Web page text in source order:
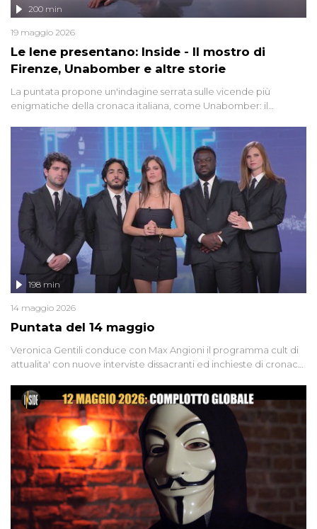
Le Iene presentano: Inside - Il mostro di
Firenze, Unabomber e altre storie
200 min
19 maggio 2026
La puntata propone un'indagine serrata sulle vicende più
enigmatiche della cronaca italiana, come Unabomber: il
'90 e il 2000 che, inquietantemente, potrebbe essere ancora in
libertà. Lo speciale affronta inoltre le zone d'ombra sul Mostro di
Firenze, le cui responsabilità appaiono ancora oggi avvolte in un
groviglio di dubbi mai chiariti. Nel corso dello speciale anche
l'intervista inedita a Olindo Romano, realizzata ne...
Puntata del 14 maggio
198 min
14 maggio 2026
Veronica Gentili conduce con Max Angioni il programma cult di
attualita' con nuove interviste dissacranti ed inchieste di cronaca